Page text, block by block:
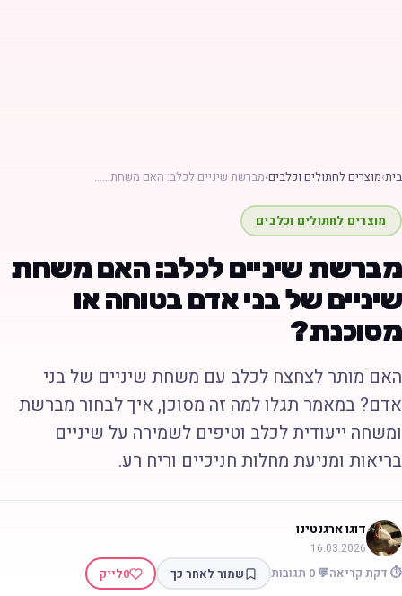
›מוצרים לחתולים וכלבים›מברשת שיניים לכלב: האם משחת……
מוצרים לחתולים וכלבים
שיניים לכלב: האם משחת
של בני אדם בטוחה או
מותר לצחצח לכלב עם משחת שיניים של בני
במאמר תגלו למה זה מסוכן, איך לבחור מברשת
ייעודית לכלב וטיפים לשמירה על שיניים
ומניעת מחלות חניכיים וריח רע.
דוגו ארגנטינו
16.03.2026
דקת קריאה💬 0 תגובות שמור לאחר כך 0לייק